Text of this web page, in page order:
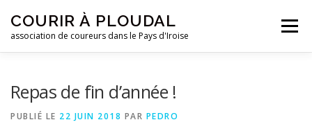
contenu
COURIR À PLOUDAL
association de coureurs dans le Pays d'Iroise
Menu
Repas de fin d’année !
PUBLIÉ LE 22 JUIN 2018 PAR PEDRO